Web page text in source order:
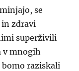
se
in zdravi
superživili
v mnogih
raziskali